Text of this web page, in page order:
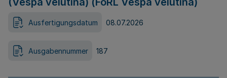
Ausfertigungsdatum 08.07.2026
Ausgabennummer 187